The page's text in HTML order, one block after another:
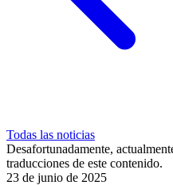
Todas las noticias
Desafortunadamente,
traducciones de este contenido.
23 de junio de 2025